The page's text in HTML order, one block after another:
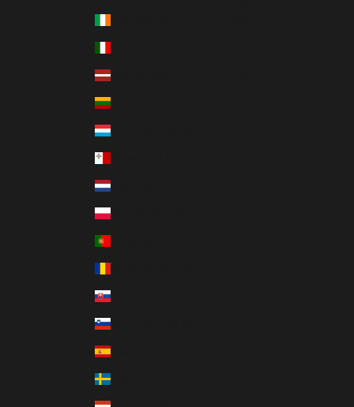
Lettonia (EUR €)
Lituania (EUR €)
Lussemburgo (EUR €)
Paesi Bassi (EUR €)
Polonia (EUR €)
Slovacchia (EUR €)
Slovenia (EUR €)
Spagna (EUR €)
Svezia (EUR €)